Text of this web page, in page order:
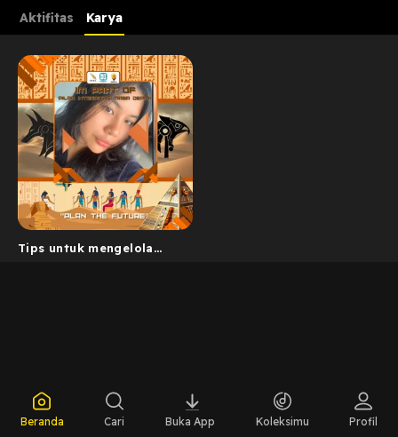
Aktifitas Karya
Tips untuk mengelola
Beranda Cari Buka App Koleksimu Profil